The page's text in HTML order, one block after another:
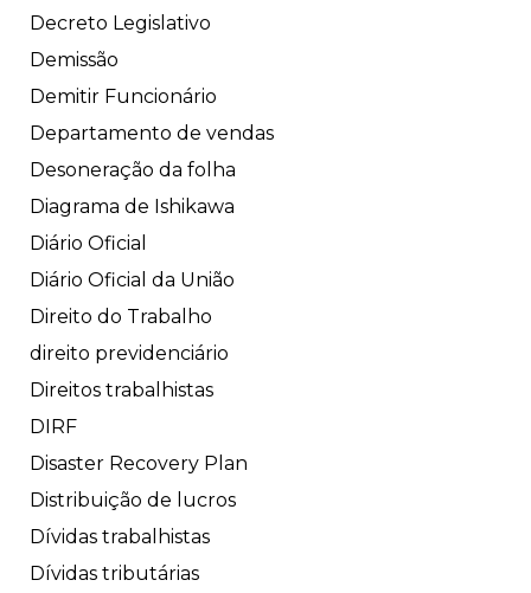
Decreto Legislativo
Demissão
Demitir Funcionário
Departamento de vendas
Desoneração da folha
Diagrama de Ishikawa
Diário Oficial
Diário Oficial da União
Direito do Trabalho
direito previdenciário
Direitos trabalhistas
DIRF
Disaster Recovery Plan
Distribuição de lucros
Dívidas trabalhistas
Dívidas tributárias